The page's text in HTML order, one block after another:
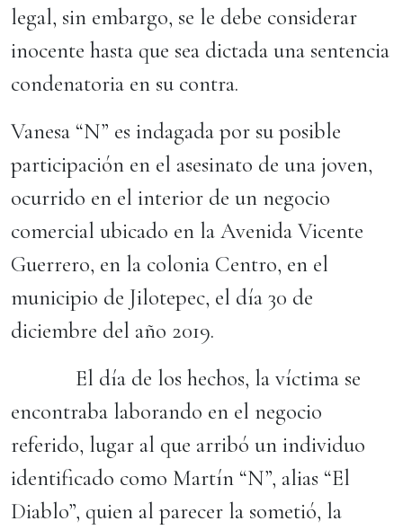
legal, sin embargo, se le debe considerar
inocente hasta que sea dictada una sentencia
condenatoria en su contra.
Vanesa “N” es indagada por su posible
participación en el asesinato de una joven,
ocurrido en el interior de un negocio
comercial ubicado en la Avenida Vicente
Guerrero, en la colonia Centro, en el
municipio de Jilotepec, el día 30 de
diciembre del año 2019.
El día de los hechos, la víctima se
encontraba laborando en el negocio
referido, lugar al que arribó un individuo
identificado como Martín “N”, alias “El
Diablo”, quien al parecer la sometió, la